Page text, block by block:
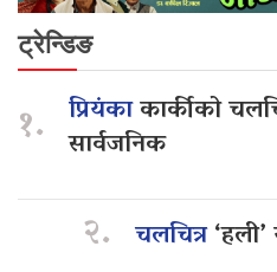
ट्रेन्डिङ
१. प्रियंकाकार्कीको
सार्वजनिक
२. चलचित्र